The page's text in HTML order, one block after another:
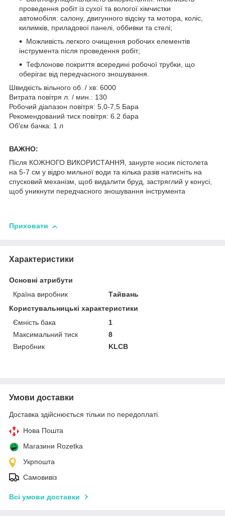
проведення робіт із сухої та вологої хімчистки
автомобіля: салону, двигунного відсіку та мотора, коліс,
килимків, приладової панелі, оббивки та стелі;
Можливість легкого очищення робочих елементів
інструмента після проведення робіт;
Тефлонове покриття всередині робочої трубки, що
оберігає від передчасного зношування.
Швидкість вільного об. / хв: 6000
Витрата повітря л. / мин.: 130
Робочий діапазон повітря: 5,0-7,5 Бара
Рекомендований тиск повітря: 6.2 бара
Об'єм бачка: 1 л
ВАЖНО:
Після КОЖНОГО ВИКОРИСТАННЯ, занурте носик пістолета
на 5-7 см у відро мильної води та кілька разів натисніть на
спусковий механізм, щоб видалити бруд, застряглий у конусі,
щоб уникнути передчасного зношування інструмента
Приховати
Характеристики
Основні атрибути
Країна виробник
Тайвань
Користувальницькі характеристики
Ємність бака
1
Максимальний тиск
8
Виробник
KLCB
Умови доставки
Доставка здійснюється тільки по передоплаті.
Нова Пошта
Магазини Rozetka
Укрпошта
Самовивіз
Всі умови доставки